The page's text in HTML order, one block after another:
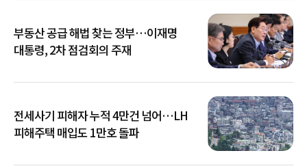
부동산 공급 해법 찾는 정부…이재명
대통령, 2차 점검회의 주재
전세사기 피해자 누적 4만건 넘어…LH
피해주택 매입도 1만호 돌파